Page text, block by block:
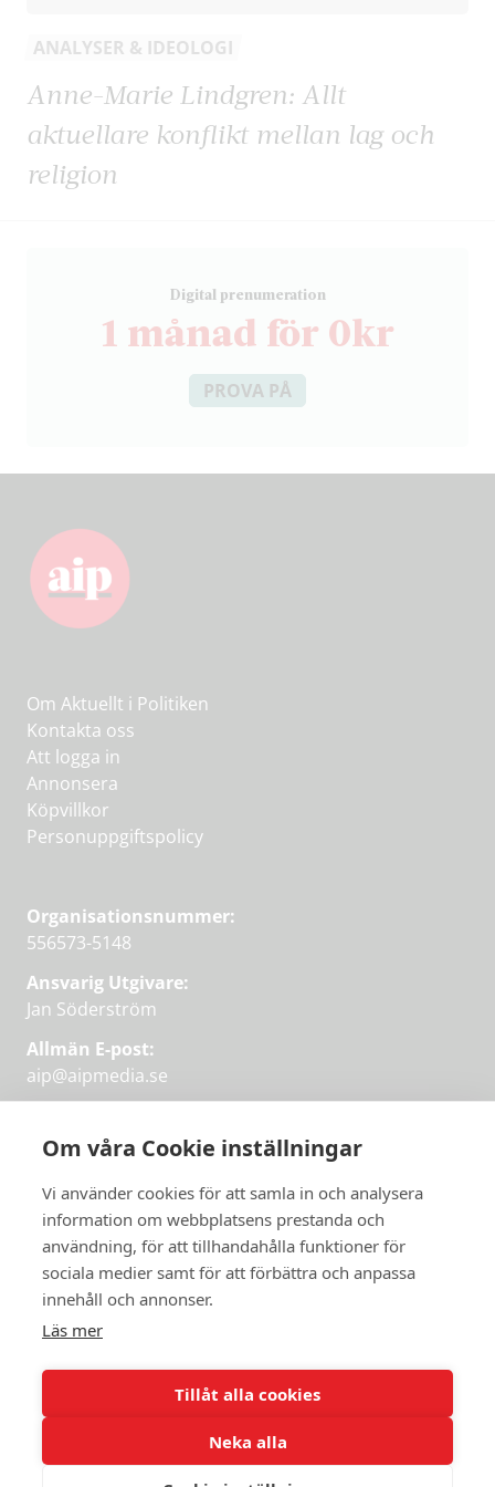
Om våra Cookie inställningar
Vi använder cookies för att samla in och analysera
information om webbplatsens prestanda och
användning, för att tillhandahålla funktioner för
sociala medier samt för att förbättra och anpassa
innehåll och annonser.
Läs mer
Tillåt alla cookies
Neka alla
Få veckans bästa
artiklar i mejlen
varje vecka om våra mest intressanta
JAG VILL HA NYHETSBREV
ANALYSER & IDEOLOGI
Anne-Marie Lindgren: Allt
aktuellare konflikt mellan lag och
religion
Digital prenumeration
1 månad för 0kr
PROVA PÅ
Om Aktuellt i Politiken
Kontakta oss
Att logga in
Annonsera
Köpvillkor
Personuppgiftspolicy
Organisationsnummer:
556573-5148
Ansvarig Utgivare:
Jan Söderström
Allmän E-post:
aip@aipmedia.se
aip@flowyinfo.seeller 08-1210 60 40.
Instagram
LinkedIn
Twitter
Facebook
Få veckans bästa
artiklar på mejlen
PRENUMERERA